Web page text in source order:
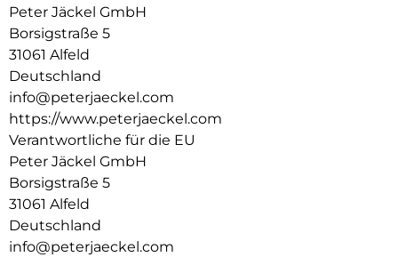
Peter Jäckel GmbH
Borsigstraße 5
31061 Alfeld
Deutschland
info@peterjaeckel.com
https://www.peterjaeckel.com
Verantwortliche für die EU
Peter Jäckel GmbH
Borsigstraße 5
31061 Alfeld
Deutschland
info@peterjaeckel.com